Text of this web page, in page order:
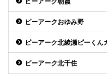
ピーアークおゆみ野
ピーアーク北綾瀬ピーくん
ピーアーク北千住